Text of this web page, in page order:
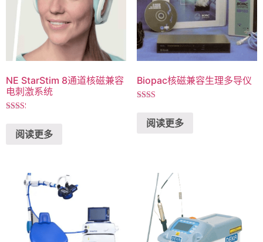
NE StarStim 8通道核磁兼容
电刺激系统
&sol;阅读更多
Biopac核磁兼容生理多导仪
&sol;阅读更多